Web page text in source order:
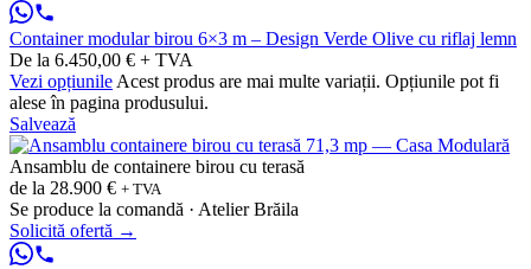
Container modular birou 6×3 m – Design Verde Olive cu riflaj lemn
De la 6.450,00 € + TVA
Vezi opțiunile Acest produs are mai multe variații. Opțiunile pot fi
alese în pagina produsului.
Salvează
Ansamblu de containere birou cu terasă
de la 28.900 € + TVA
Se produce la comandă · Atelier Brăila
Solicită ofertă →